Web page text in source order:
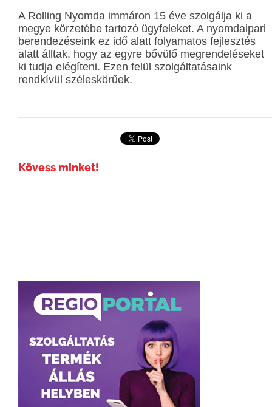
A Rolling Nyomda immáron 15 éve szolgálja ki a
megye körzetébe tartozó ügyfeleket. A nyomdaipari
berendezéseink ez idő alatt folyamatos fejlesztés
alatt álltak, hogy az egyre bővülő megrendeléseket
ki tudja elégíteni. Ezen felül szolgáltatásaink
rendkívül széleskörűek.
Kövess minket!